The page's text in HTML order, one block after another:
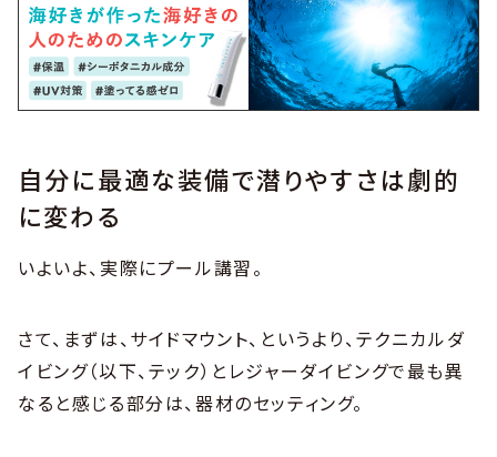
自分に最適な装備で潜りやすさは劇的
に変わる
いよいよ、実際にプール講習。
さて、まずは、サイドマウント、というより、テクニカルダ
イビング（以下、テック）とレジャーダイビングで最も異
なると感じる部分は、器材のセッティング。